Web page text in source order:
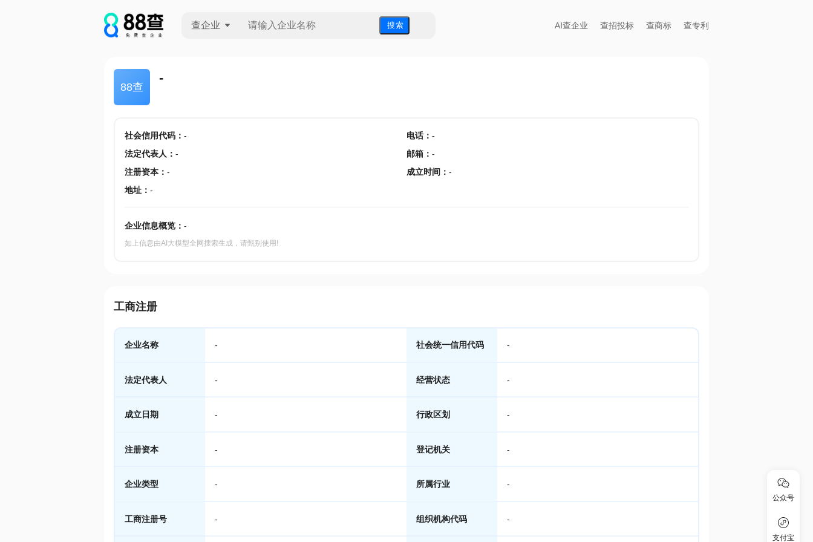
查企业 搜 索 AI查企业 查招投标 查商标 查专利
88查
-
社会信用代码： - 电话： -
法定代表人 ： - 邮箱 ： -
注册资本： - 成立时间 ： -
地址： -
企业信息概览： -
如上信息由AI大模型全网搜索生成，请甄别使用!
工商注册
企业名称 - 社会统一信用代码 -
法定代表人 - 经营状态 -
成立日期 - 行政区划 -
注册资本 - 登记机关 -
企业类型 - 所属行业 -
工商注册号 - 组织机构代码 -
公众号
支付宝